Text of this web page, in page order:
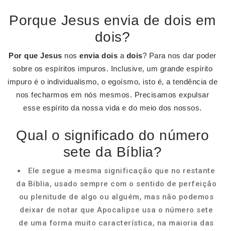
Porque Jesus envia de dois em
dois?
Por que Jesus nosenvia dois a dois? Para nos dar poder
sobre os espíritos impuros. Inclusive, um grande espírito
impuro é o individualismo, o egoísmo, isto é, a tendência de
nos fecharmos em nós mesmos. Precisamos expulsar
esse espírito da nossa vida e do meio dos nossos.
Qual o significado do número
sete da Bíblia?
Ele segue a mesma significação que no restante
da Bíblia, usado sempre com o sentido de perfeição
ou plenitude de algo ou alguém, mas não podemos
deixar de notar que Apocalipse usa o número sete
de uma forma muito característica, na maioria das